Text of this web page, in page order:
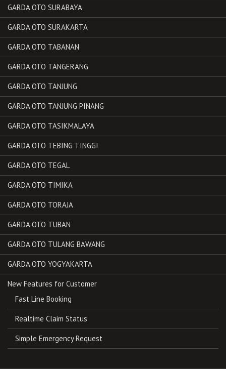
GARDA OTO SURABAYA
GARDA OTO SURAKARTA
GARDA OTO TABANAN
GARDA OTO TANGERANG
GARDA OTO TANJUNG
GARDA OTO TANJUNG PINANG
GARDA OTO TASIKMALAYA
GARDA OTO TEBING TINGGI
GARDA OTO TEGAL
GARDA OTO TIMIKA
GARDA OTO TORAJA
GARDA OTO TUBAN
GARDA OTO TULANG BAWANG
GARDA OTO YOGYAKARTA
New Features for Customer
Fast Line Booking
Realtime Claim Status
Simple Emergency Request